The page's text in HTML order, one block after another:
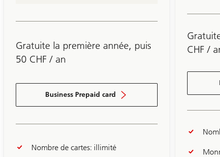
Gratuite la première année, puis
50 CHF / an
Business Prepaid card
Nombre de cartes: illimité
CHF /